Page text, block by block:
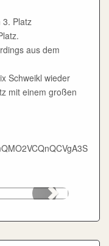
3. Platz
aus dem
Schweikl wieder
mit einem großen